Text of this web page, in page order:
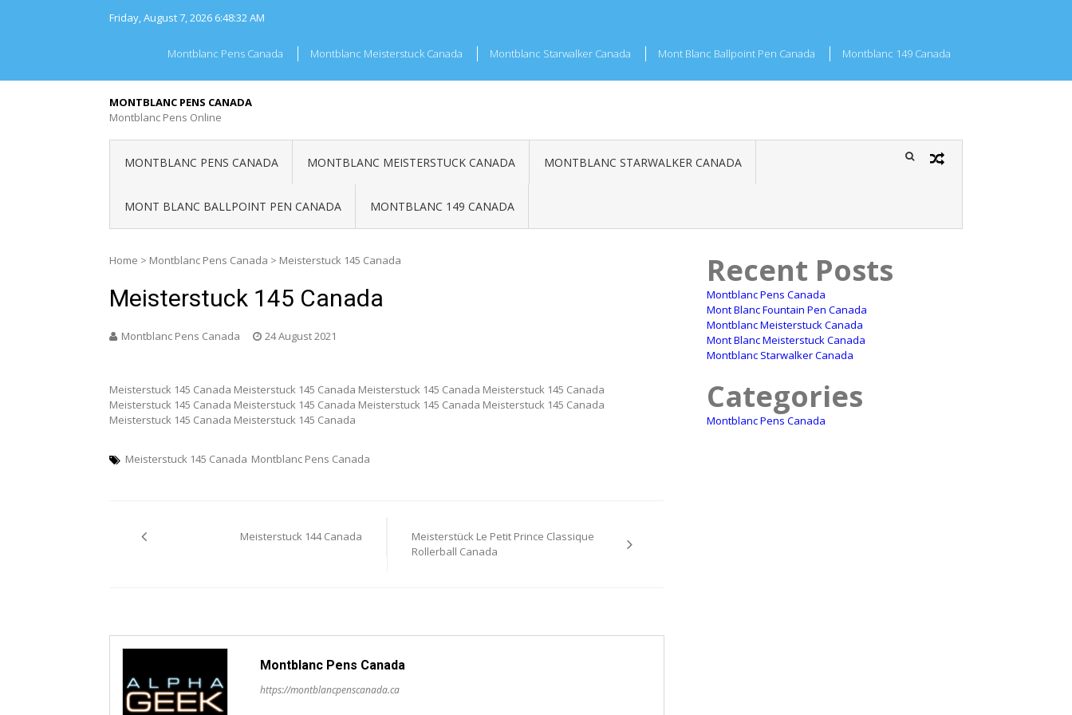
Friday, August 7, 2026 6:48:32 AM
Montblanc Pens Canada Montblanc Meisterstuck Canada Montblanc Starwalker Canada Mont Blanc Ballpoint Pen Canada Montblanc 149 Canada
MONTBLANC PENS CANADA
Montblanc Pens Online
MONTBLANC PENS CANADA MONTBLANC MEISTERSTUCK CANADA MONTBLANC STARWALKER CANADA
MONT BLANC BALLPOINT PEN CANADA MONTBLANC 149 CANADA
Home > Montblanc Pens Canada > Meisterstuck 145 Canada
Meisterstuck 145 Canada
Montblanc Pens Canada 24 August 2021
Meisterstuck 145 Canada Meisterstuck 145 Canada Meisterstuck 145 Canada Meisterstuck 145 Canada
Meisterstuck 145 Canada Meisterstuck 145 Canada Meisterstuck 145 Canada Meisterstuck 145 Canada
Meisterstuck 145 Canada Meisterstuck 145 Canada
Meisterstuck 145 Canada Montblanc Pens Canada
navigationMeisterstuck 144 Canada
Meisterstück Le Petit Prince Classique
Rollerball Canada
Montblanc Pens Canada
https://montblancpenscanada.ca
Recent Posts
Montblanc Pens Canada
Mont Blanc Fountain Pen Canada
Montblanc Meisterstuck Canada
Mont Blanc Meisterstuck Canada
Montblanc Starwalker Canada
Categories
Montblanc Pens Canada